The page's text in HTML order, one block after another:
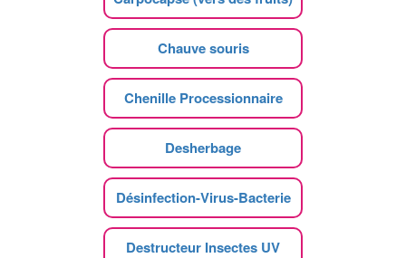
Chauve souris
Chenille Processionnaire
Desherbage
Désinfection-Virus-Bacterie
Destructeur Insectes UV